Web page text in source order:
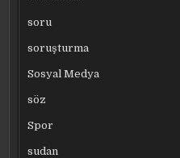
soru
soruşturma
Sosyal Medya
söz
Spor
sudan